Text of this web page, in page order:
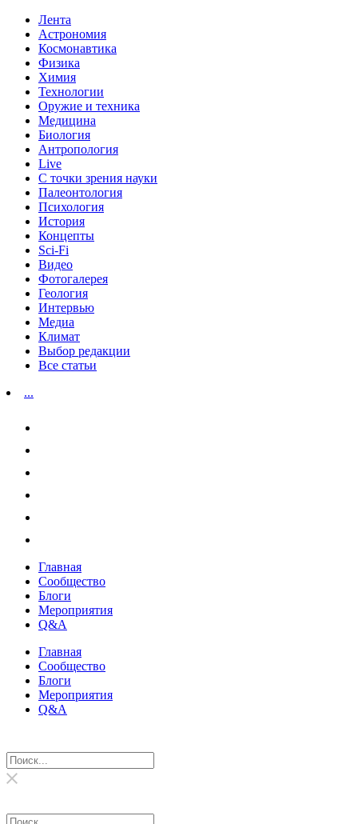
Лента
Астрономия
Космонавтика
Физика
Химия
Технологии
Оружие и техника
Медицина
Биология
Антропология
Live
С точки зрения науки
Палеонтология
Психология
История
Концепты
Sci-Fi
Видео
Фотогалерея
Геология
Интервью
Медиа
Климат
Выбор редакции
Все статьи
...
Главная
Сообщество
Блоги
Мероприятия
Q&A
Главная
Сообщество
Блоги
Мероприятия
Q&A